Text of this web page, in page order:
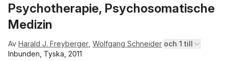
Psychotherapie, Psychosomatische
Medizin
Av Harald J. Freyberger Wolfgang Schneider och 1 till
Inbunden, Tyska, 2011